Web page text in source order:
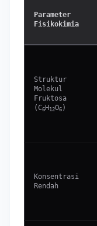
Parameter
Fisikokimia
Struktur
Molekul
Fruktosa
(C6H12O6 )
Konsentrasi
Rendah